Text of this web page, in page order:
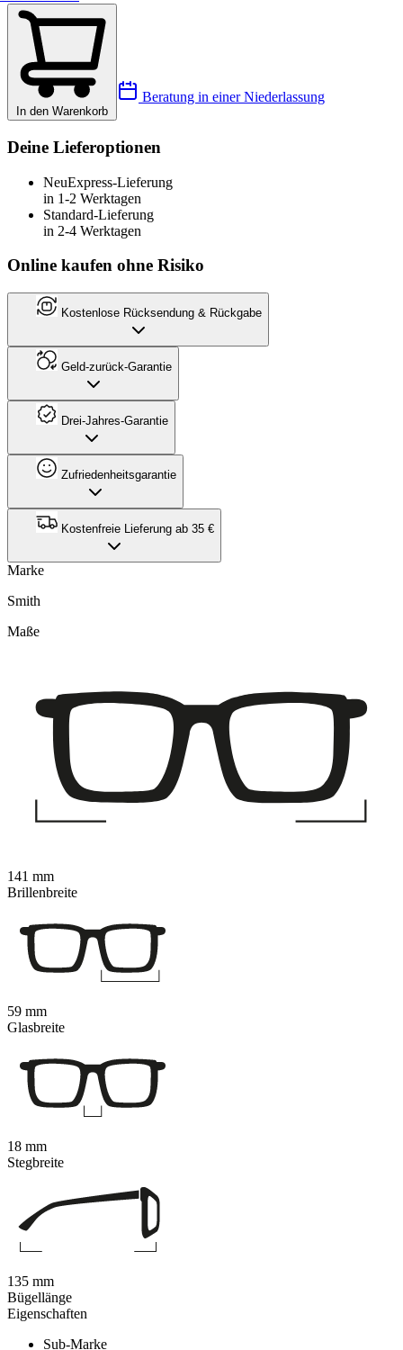
In den Warenkorb
Beratung in einer Niederlassung
Deine Lieferoptionen
NeuExpress-Lieferung
in 1-2 Werktagen
Standard-Lieferung
in 2-4 Werktagen
Online kaufen ohne Risiko
Kostenlose Rücksendung & Rückgabe
Geld-zurück-Garantie
Drei-Jahres-Garantie
Zufriedenheitsgarantie
Kostenfreie Lieferung ab 35 €
Marke
Smith
Eigenschaften
Sub-Marke
Maße
141 mm
Brillenbreite
59 mm
Glasbreite
18 mm
Stegbreite
135 mm
Bügellänge